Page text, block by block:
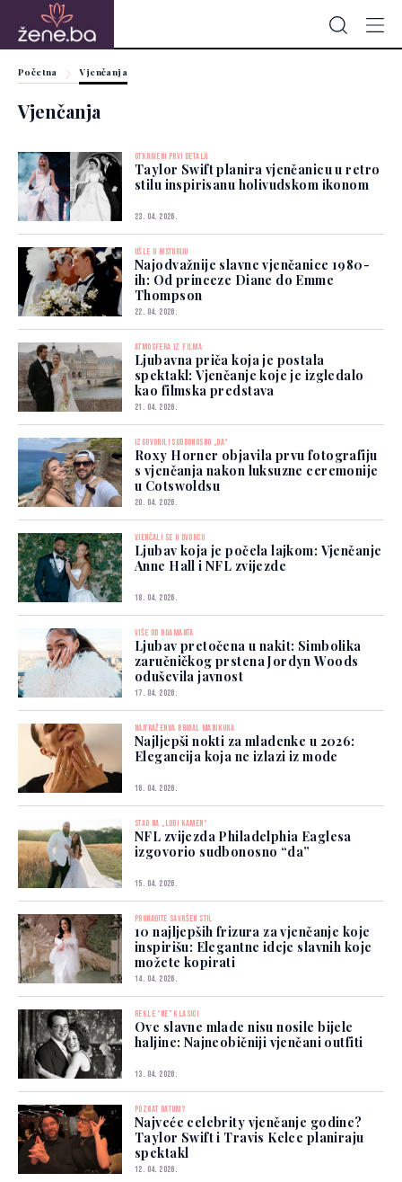
Početna Vjenčanja
Vjenčanja
OTKRIVENI PRVI DETALJI
Taylor Swift planira vjenčanicu u retro
stilu inspirisanu holivudskom ikonom
23. 04. 2026.
UŠLE U HISTORIJU
Najodvažnije slavne vjenčanice 1980-
ih: Od princeze Diane do Emme
Thompson
22. 04. 2026.
ATMOSFERA IZ FILMA
Ljubavna priča koja je postala
spektakl: Vjenčanje koje je izgledalo
kao filmska predstava
21. 04. 2026.
IZGOVORILI SUDBONOSNO „DA“
Roxy Horner objavila prvu fotografiju
s vjenčanja nakon luksuzne ceremonije
u Cotswoldsu
20. 04. 2026.
VJENČALI SE U DVORCU
Ljubav koja je počela lajkom: Vjenčanje
Anne Hall i NFL zvijezde
18. 04. 2026.
VIŠE OD DIJAMANTA
Ljubav pretočena u nakit: Simbolika
zaručničkog prstena Jordyn Woods
oduševila javnost
17. 04. 2026.
NAJTRAŽENIJA BRIDAL MANIKURA
Najljepši nokti za mladenke u 2026:
Elegancija koja ne izlazi iz mode
16. 04. 2026.
STAO NA „LUDI KAMEN“
NFL zvijezda Philadelphia Eaglesa
izgovorio sudbonosno “da”
15. 04. 2026.
PRONAĐITE SAVRŠEN STIL
10 najljepših frizura za vjenčanje koje
inspirišu: Elegantne ideje slavnih koje
možete kopirati
14. 04. 2026.
REKLE “NE” KLASICI
Ove slavne mlade nisu nosile bijele
haljine: Najneobičniji vjenčani outfiti
13. 04. 2026.
POZNAT DATUM?
Najveće celebrity vjenčanje godine?
Taylor Swift i Travis Kelce planiraju
spektakl
12. 04. 2026.